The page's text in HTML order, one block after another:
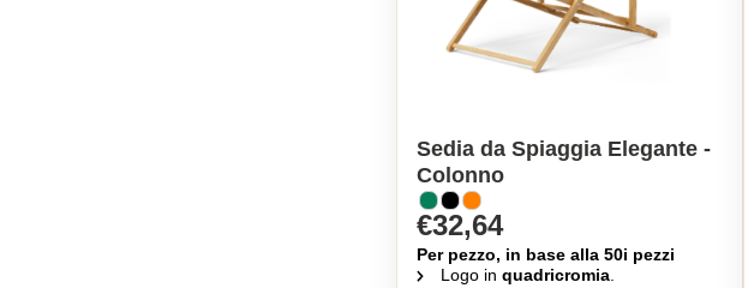
Sedia da Spiaggia Elegante -
Colonno
€32,64
Per pezzo, in base alla 50i pezzi
Logo in quadricromia